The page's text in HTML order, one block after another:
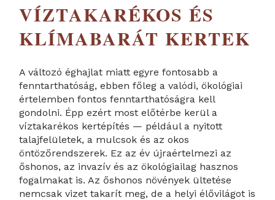
VÍZTAKARÉKOS ÉS
KLÍMABARÁT KERTEK
A változó éghajlat miatt egyre fontosabb a
fenntarthatóság, ebben főleg a valódi, ökológiai
értelemben fontos fenntarthatóságra kell
gondolni. Épp ezért most előtérbe kerül a
víztakarékos kertépítés — például a nyitott
talajfelületek, a mulcsok és az okos
öntözőrendszerek. Ez az év újraértelmezi az
őshonos, az invazív és az ökológiailag hasznos
fogalmakat is. Az őshonos növények ültetése
nemcsak vizet takarít meg, de a helyi élővilágot is